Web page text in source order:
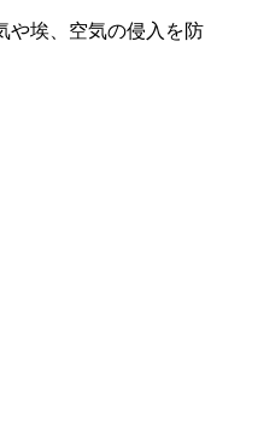
や埃、空気の侵入を防